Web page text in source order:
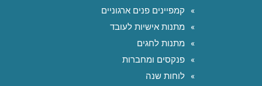
קמפיינים פנים ארגוניים
מתנות אישיות לעובד
מתנות לחגים
פנקסים ומחברות
לוחות שנה